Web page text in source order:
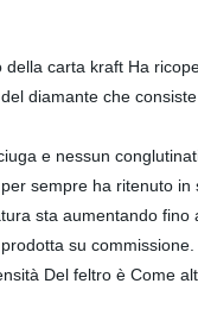
carta kraft Ha
diamante che
e nessun
sempre ha ritenuto
sta aumentando fino
su
Del feltro è Come